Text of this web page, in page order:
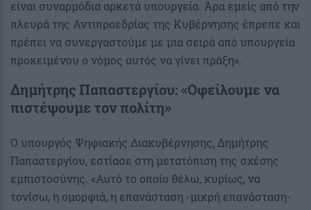
είναι συναρμόδια αρκετά υπουργεία. Άρα εμείς από την
πλευρά της Αντιπροεδρίας της Κυβέρνησης έπρεπε και
πρέπει να συνεργαστούμε με μια σειρά από υπουργεία
προκειμένου ο νόμος αυτός να γίνει πράξη».
Δημήτρης Παπαστεργίου: «Οφείλουμε να
πιστέψουμε τον πολίτη»
Ο υπουργός Ψηφιακής Διακυβέρνησης, Δημήτρης
Παπαστεργίου, εστίασε στη μετατόπιση της σχέσης
εμπιστοσύνης. «Αυτό το οποίο θέλω, κυρίως, να
τονίσω, η ομορφιά, η επανάσταση -μικρή επανάσταση-